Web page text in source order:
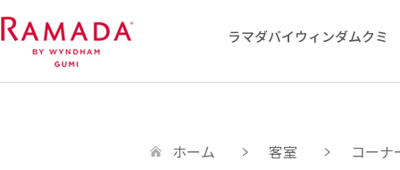
ラマダバイウィンダムクミ
ホーム 客室 コーナ